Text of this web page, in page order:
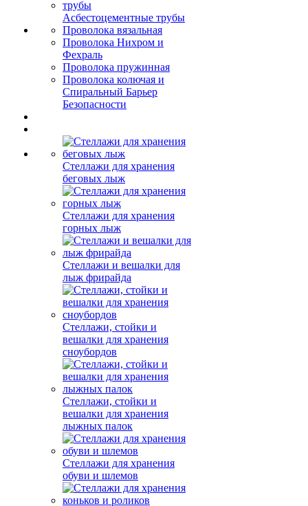
Асбестоцементные трубы
Проволока вязальная
Проволока Нихром и
Фехраль
Проволока пружинная
Проволока колючая и
Спиральный Барьер
Безопасности
Стеллажи для хранения
беговых лыж
Стеллажи для хранения
горных лыж
Стеллажи и вешалки для
лыж фрирайда
Стеллажи, стойки и
вешалки для хранения
сноубордов
Стеллажи, стойки и
вешалки для хранения
лыжных палок
Стеллажи для хранения
обуви и шлемов